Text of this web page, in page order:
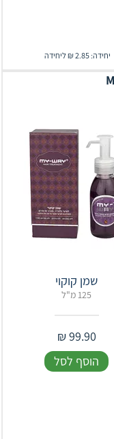
יחידה: 2.85 ₪ ליחידה
שמן קוקוי
125 מ"ל
99.90
₪
הוסף לסל